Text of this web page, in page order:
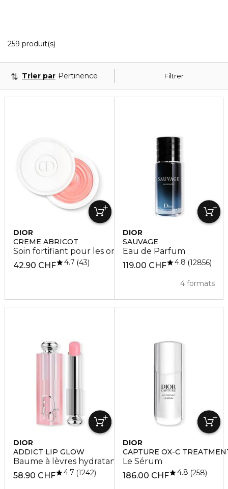
259 produit(s)
Filtrer
Trier par Pertinence
DIOR
CREME ABRICOT
Soin fortifiant pour les ongles
42.90 CHF
4.7 43
DIOR
SAUVAGE
Eau de Parfum
119.00 CHF
4 formats
4.8 12856
DIOR
ADDICT LIP GLOW
Baume à lèvres hydratant 48 h
58.90 CHF
4.7 1242
DIOR
CAPTURE OX-C
Le Sérum
186.00 CHF
4.8 258